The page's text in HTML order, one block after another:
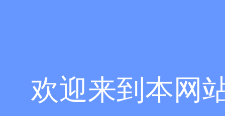
欢迎来到本网